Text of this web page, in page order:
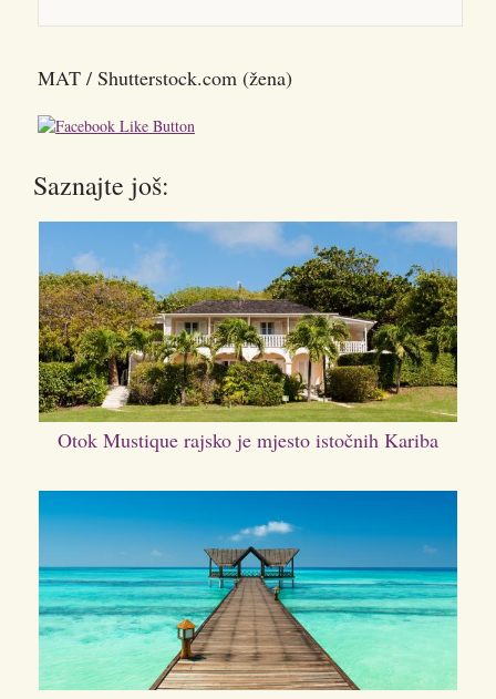
MAT / Shutterstock.com (žena)
Saznajte još:
Otok Mustique rajsko je mjesto istočnih Kariba